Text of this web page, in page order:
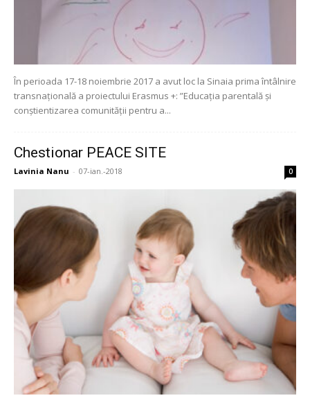
În perioada 17-18 noiembrie 2017 a avut loc la Sinaia prima întâlnire
transnațională a proiectului Erasmus +: ”Educația parentală și
conștientizarea comunității pentru a...
Chestionar PEACE SITE
Lavinia Nanu - 07-ian.-2018 0